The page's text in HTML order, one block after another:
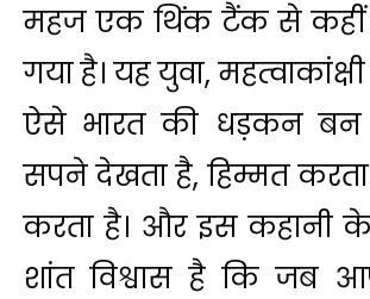
महज एक थिंक टैंक से
गया है। यह युवा,
ऐसे भारत की धड़कन बन
सपने देखता है, हिम्मत
करता है। और इस कहानी
शांत विश्वास है कि जब